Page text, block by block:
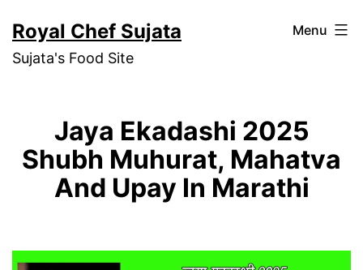
to
content
Royal Chef Sujata
Sujata's Food Site
Menu
Jaya Ekadashi 2025
Shubh Muhurat, Mahatva
And Upay In Marathi